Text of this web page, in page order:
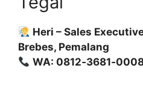
Heri – Sales
Brebes, Pemalang
WA: